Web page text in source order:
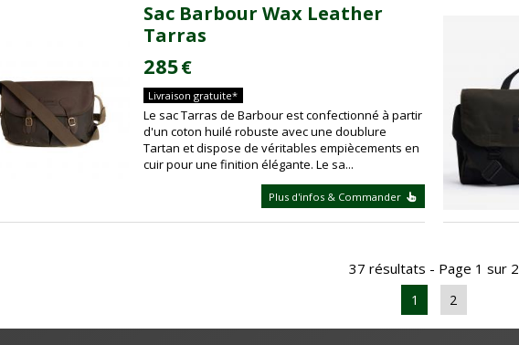
Sac Barbour Wax Leather
Tarras
285€
Livraison gratuite*
Le sac Tarras de Barbour est confectionné à partir
d'un coton huilé robuste avec une doublure
Tartan et dispose de véritables empiècements en
cuir pour une finition élégante. Le sa...
Plus d'infos & Commander
37 résultats - Page 1 sur 2
1 2